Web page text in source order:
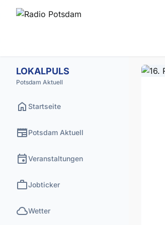
LOKALPULS
Potsdam Aktuell
home Startseite
newspaperPotsdam Aktuell
eventVeranstaltungen
workJobticker
cloudWetter